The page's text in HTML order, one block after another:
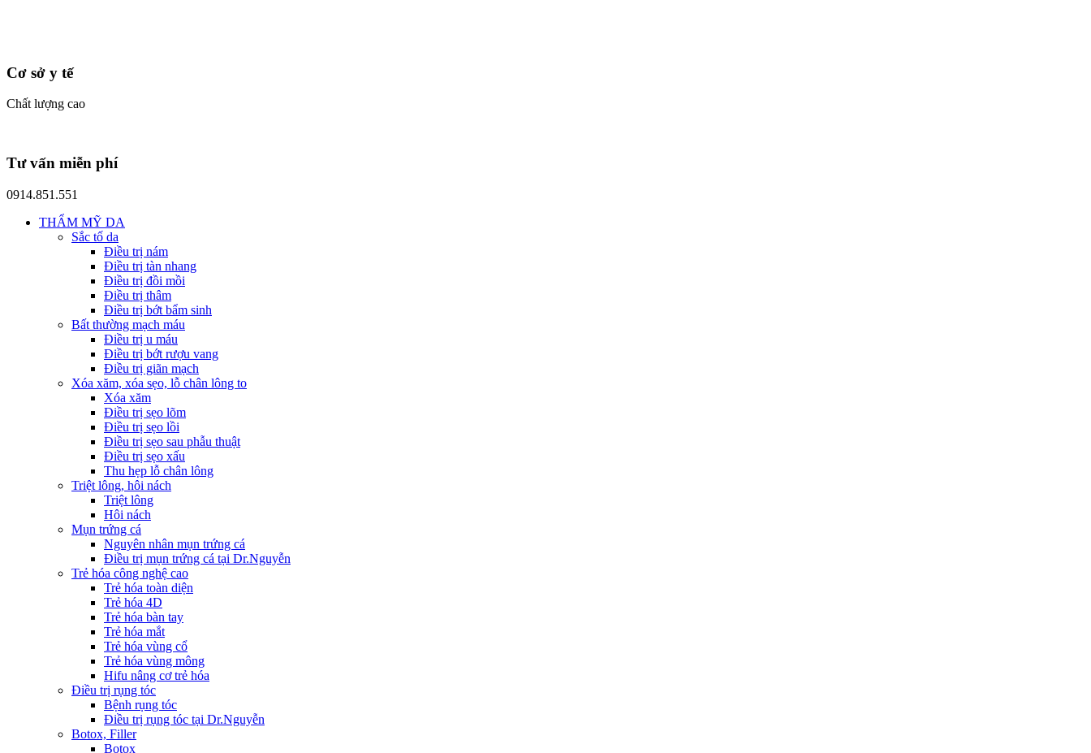
Cơ sở y tế
Chất lượng cao
Tư vấn miễn phí
0914.851.551
THẨM MỸ DA
Sắc tố da
Điều trị nám
Điều trị tàn nhang
Điều trị đồi mồi
Điều trị thâm
Điều trị bớt bẩm sinh
Bất thường mạch máu
Điều trị u máu
Điều trị bớt rượu vang
Điều trị giãn mạch
Xóa xăm, xóa sẹo, lỗ chân lông to
Xóa xăm
Điều trị sẹo lõm
Điều trị sẹo lồi
Điều trị sẹo sau phẫu thuật
Điều trị sẹo xấu
Thu hẹp lỗ chân lông
Triệt lông, hôi nách
Triệt lông
Hôi nách
Mụn trứng cá
Nguyên nhân mụn trứng cá
Điều trị mụn trứng cá tại Dr.Nguyễn
Trẻ hóa công nghệ cao
Trẻ hóa toàn diện
Trẻ hóa 4D
Trẻ hóa bàn tay
Trẻ hóa mắt
Trẻ hóa vùng cổ
Trẻ hóa vùng mông
Hifu nâng cơ trẻ hóa
Điều trị rụng tóc
Bệnh rụng tóc
Điều trị rụng tóc tại Dr.Nguyễn
Botox, Filler
Botox